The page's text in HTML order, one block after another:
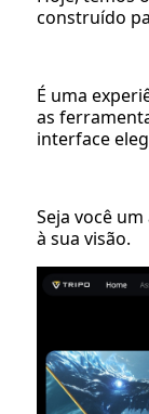
construído
É uma
as
interface
Seja você
à sua visão.